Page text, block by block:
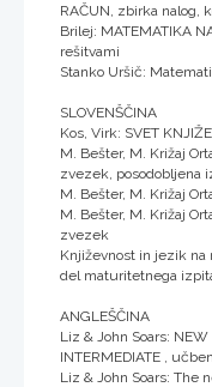
RAČUN, zbirka nalog,
Brilej: MATEMATIKA
rešitvami
Stanko Uršič:
SLOVENŠČINA
Kos, Virk: SVET
M. Bešter, M. Križaj
zvezek, posodobljena
M. Bešter, M. Križaj
M. Bešter, M. Križaj
zvezek
Književnost in jezik na
del maturitetnega
ANGLEŠČINA
Liz & John Soars: NEW
INTERMEDIATE ,
Liz & John Soars: The